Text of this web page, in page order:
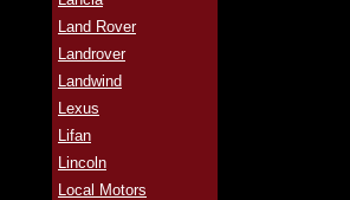
Land Rover
Landrover
Landwind
Lexus
Lifan
Lincoln
Local Motors